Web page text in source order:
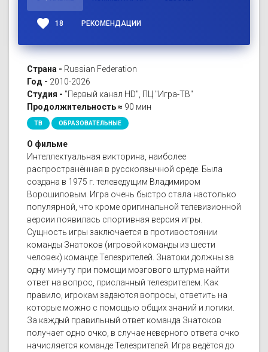
favorite 18 РЕКОМЕНДАЦИИ
Страна - Russian Federation
Год - 2010-2026
Студия - "Первый канал HD", ПЦ "Игра-ТВ"
Продолжительность ≈ 90 мин
ТВ ОБРАЗОВАТЕЛЬНЫЕ
О фильме
Интеллектуальная викторина, наиболее
распространённая в русскоязычной среде. Была
создана в 1975 г. телеведущим Владимиром
Ворошиловым. Игра очень быстро стала настолько
популярной, что кроме оригинальной телевизионной
версии появилась спортивная версия игры.
Сущность игры заключается в противостоянии
команды Знатоков (игровой команды из шести
человек) команде Телезрителей. Знатоки должны за
одну минуту при помощи мозгового штурма найти
ответ на вопрос, присланный телезрителем. Как
правило, игрокам задаются вопросы, ответить на
которые можно с помощью общих знаний и логики.
За каждый правильный ответ команда Знатоков
получает одно очко, в случае неверного ответа очко
начисляется команде Телезрителей. Игра ведётся до